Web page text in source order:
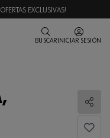
EXCLUSIVAS!
BUSCAR INICIAR SESIÓN